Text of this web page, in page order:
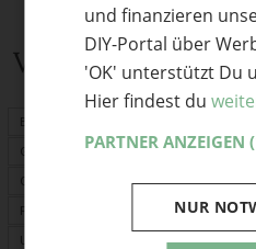
Verwandte
Basteln mit Kindern
Geschenke
Origami
Fimo
Upcycling
und finanzieren
DIY-Portal über
'OK' unterstützt Du
Hier findest du
PARTNER ANZEIGEN
NUR